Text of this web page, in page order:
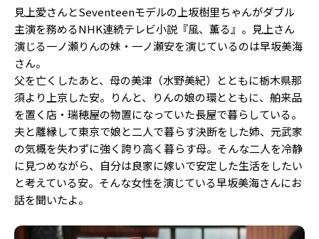
ゲッターズ飯田
MISS SEVENTEEN
ミスセブンティーンニュース
MAGAZINE
バックナンバー
INFORMATION
Seventeenについて
Follow us
ST member
見上愛さんとSeventeenモデルの上坂樹里ちゃんがダブル
主演を務めるNHK連続テレビ小説『風、薫る』。見上さん
演じる一ノ瀬りんの妹・一ノ瀬安を演じているのは早坂美海
さん。
父を亡くしたあと、母の美津（水野美紀）とともに栃木県那
須より上京した安。りんと、りんの娘の環とともに、舶来品
を置く店・瑞穂屋の物置になっていた長屋で暮らしている。
夫と離縁して東京で娘と二人で暮らす決断をした姉、元武家
の気概を失わずに強く誇り高く暮らす母。そんな二人を冷静
に見つめながら、自分は良家に嫁いで安定した生活をしたい
と考えている安。そんな女性を演じている早坂美海さんにお
話を聞いたよ。